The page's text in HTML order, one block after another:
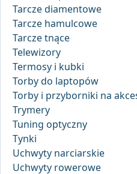
Tarcze diamentowe
Tarcze hamulcowe
Tarcze tnące
Telewizory
Termosy i kubki
Torby do laptopów
Torby i przyborniki na
Trymery
Tuning optyczny
Tynki
Uchwyty narciarskie
Uchwyty rowerowe